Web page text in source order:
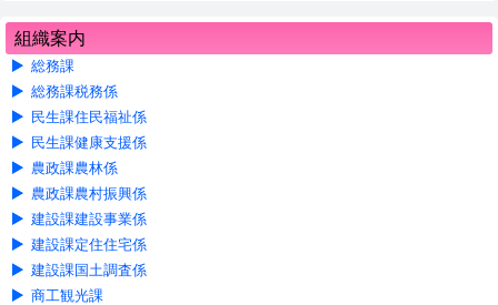
組織案内
総務課
総務課税務係
民生課住民福祉係
民生課健康支援係
農政課農林係
農政課農村振興係
建設課建設事業係
建設課定住住宅係
建設課国土調査係
商工観光課